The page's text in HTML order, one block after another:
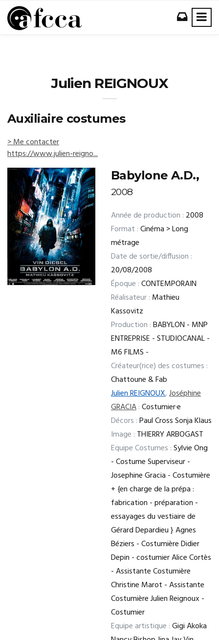
Julien REIGNOUX
Auxiliaire costumes
> Me contacter
https://www.julien-reigno...
Babylone A.D.,
2008
Année de production : 2008
Format :Cinéma > Long
métrage
Date de sortie/diffusion :
20/08/2008
Époque :CONTEMPORAIN
Réalisateur : Mathieu
Kassovitz
Production :BABYLON - MNP
ENTREPRISE - STUDIOCANAL -
M6 FILMS -
Créateur(rice) des costumes :
Chattoune & Fab
Julien REIGNOUX,Joséphine
GRACIA:Costumier·e
Décors :Paul Cross Sonja Klaus
Image : THIERRY ARBOGAST
Equipe Costumes :Sylvie Ong
- Costume Superviseur -
Josephine Gracia - Costumière
+ {en charge de la prépa :
fabrication - préparation -
essayages du vestiaire de
Gérard Depardieu } Agnes
Béziers - Costumière Didier
Depin - costumier Alice Cortès
- Assistante Costumière
Christine Marot - Assistante
Costumière Julien Reignoux -
Costumier
Equipe artistique :Gigi Akoka